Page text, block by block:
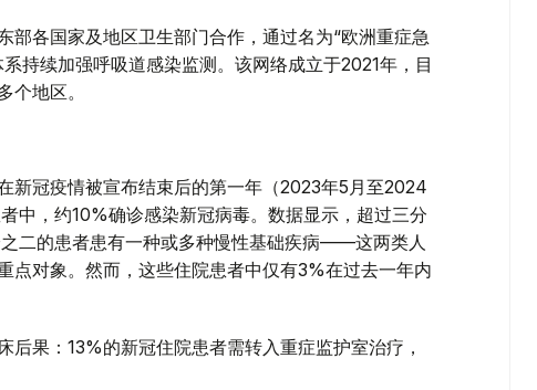
各国家及地区卫生部门合作，通过名为“欧洲重症急
持续加强呼吸道感染监测。该网络成立于2021年，目
地区。
新冠疫情被宣布结束后的第一年（2023年5月至2024
中，约10%确诊感染新冠病毒。数据显示，超过三分
二的患者患有一种或多种慢性基础疾病——这两类人
点对象。然而，这些住院患者中仅有3%在过去一年内
果：13%的新冠住院患者需转入重症监护室治疗，